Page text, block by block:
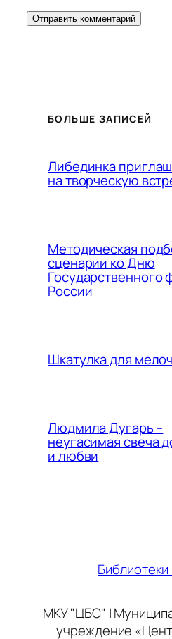
БОЛЬШЕ ЗАПИСЕЙ
Либединка
на творческую
Методическая
сценарии ко Дню
Государственного
России
Шкатулка для
Людмила Дугарь –
неугасимая свеча
и любви
МКУ "ЦБС" |
учреждение